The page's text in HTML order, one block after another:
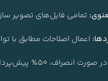
تمامی فایل‌های تصویر
اعمال اصلاحات مطابق با
در صورت انصراف، ۵۰٪ پیش‌پرداخت کسر و باقی‌مانده بازگردانده می‌شود.